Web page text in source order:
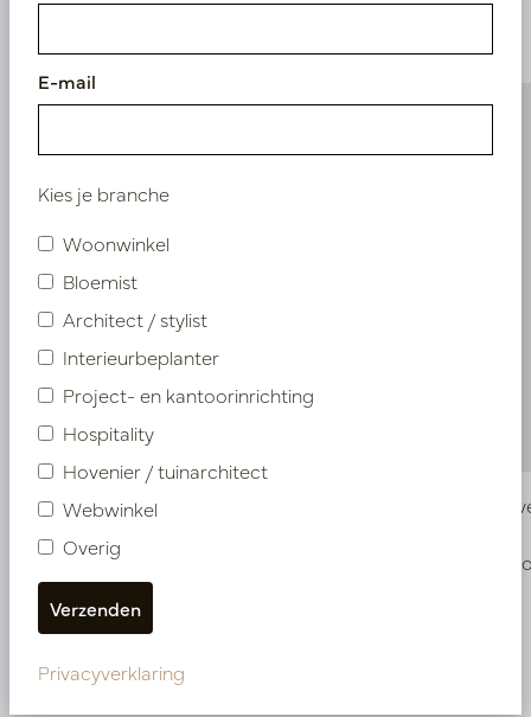
Vaas Wave Bruin/Wit D15 H60
Op voorraad
Vaas
Op
Meer van Vazen
E-mail
Kies je branche
Woonwinkel
Bloemist
Architect / stylist
Interieurbeplanter
Project- en kantoorinrichting
Hospitality
Hovenier / tuinarchitect
Webwinkel
Overig
Privacyverklaring